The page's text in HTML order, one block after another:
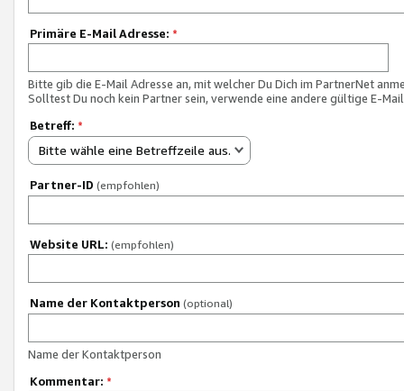
Primäre E-Mail Adresse: *
Bitte gib die E-Mail Adresse an, mit welcher Du Dich im PartnerNet
Solltest Du noch kein Partner sein, verwende eine andere gültige E-
Betreff: *
Bitte wähle eine Betreffzeile aus.
Partner-ID (empfohlen)
Website URL: (empfohlen)
Name der Kontaktperson (optional)
Name der Kontaktperson
Kommentar: *